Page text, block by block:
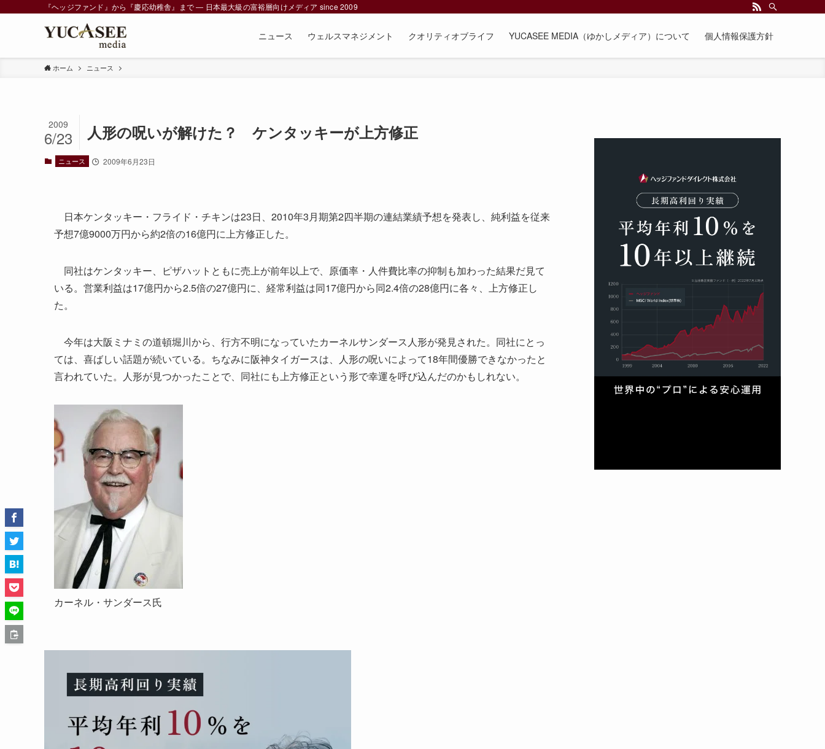
『ヘッジファンド』から『慶応幼稚舎』まで ― 日本最大級の富裕層向けメディア since 2009
ニュース ウェルスマネジメント クオリティオブライフ YUCASEE MEDIA（ゆかしメディア）について 個人情報保護方針
ホーム ニュース
人形の呪いが解けた？ ケンタッキーが上方修正
2009
6/23
ニュース 2009年6月23日
日本ケンタッキー・フライド・チキンは23日、2010年3月期第2四半期の連結業績予想を発表し、純利益を従来
予想7億9000万円から約2倍の16億円に上方修正した。
同社はケンタッキー、ピザハットともに売上が前年以上で、原価率・人件費比率の抑制も加わった結果だ見て
いる。営業利益は17億円から2.5倍の27億円に、経常利益は同17億円から同2.4倍の28億円に各々、上方修正し
た。
今年は大阪ミナミの道頓堀川から、行方不明になっていたカーネルサンダース人形が発見された。同社にとっ
ては、喜ばしい話題が続いている。ちなみに阪神タイガースは、人形の呪いによって18年間優勝できなかったと
言われていた。人形が見つかったことで、同社にも上方修正という形で幸運を呼び込んだのかもしれない。
カーネル・サンダース氏